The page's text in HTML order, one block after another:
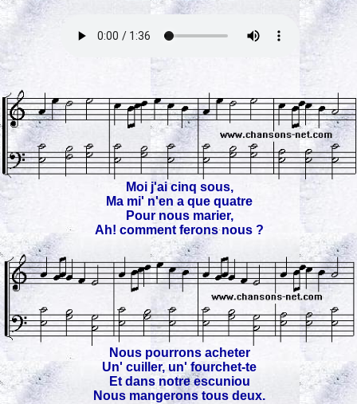
Moi j'ai cinq sous,
Ma mi' n'en a que quatre
Pour nous marier,
Ah! comment ferons nous ?
Nous pourrons acheter
Un' cuiller, un' fourchet-te
Et dans notre escuniou
Nous mangerons tous deux.